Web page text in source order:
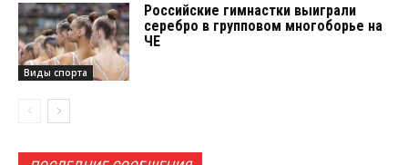
Виды спорта
Российские гимнастки выиграли
серебро в групповом многоборье на
ЧЕ